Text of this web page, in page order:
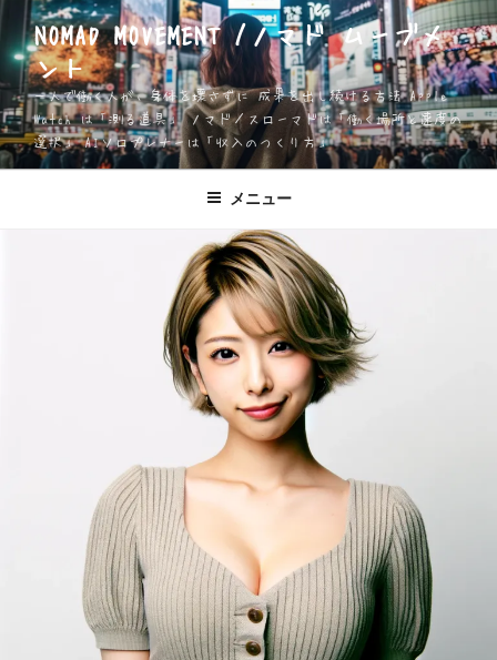
ン
テ
ン
ツ
へ
ス
NOMAD MOVEMENT /ノマド ムーブメ
ント
一人で働く人が、身体を壊さずに 成果を出し続ける方法 Apple
Watch は「測る道具」 ノマド／スローマドは「働く場所と速度の
選択」 AIソロプレナーは「収入のつくり方」
メニュー